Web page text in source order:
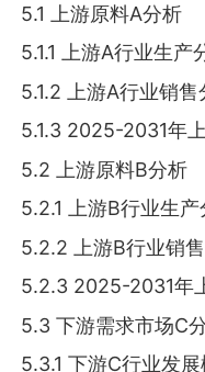
5.1 上游原料A分析
5.1.1 上游A行业生产
5.1.2 上游A行业销售
5.1.3 2025-2031年
5.2 上游原料B分析
5.2.1 上游B行业生产
5.2.2 上游B行业销
5.2.3 2025-2031年
5.3 下游需求市场C
5.3.1 下游C行业发